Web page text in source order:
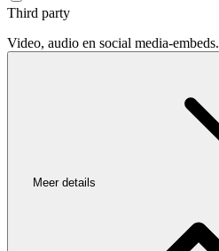
Third party
Video, audio en social media-embeds.
Meer details